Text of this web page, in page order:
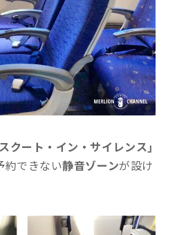
スクート・イン・サイレンス」
約できない静音ゾーンが設け